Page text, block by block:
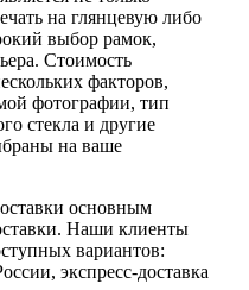
на глянцевую либо
выбор рамок,
Стоимость
факторов,
фотографии, тип
стекла и другие
на ваше
основным
Наши клиенты
вариантов:
экспресс-доставка